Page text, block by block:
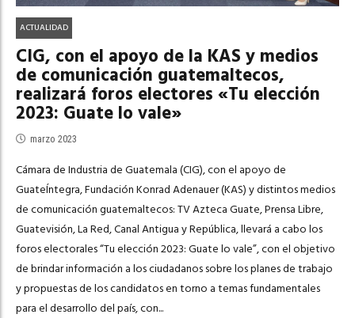
ACTUALIDAD
CIG, con el apoyo de la KAS y medios
de comunicación guatemaltecos,
realizará foros electores «Tu elección
2023: Guate lo vale»
marzo 2023
Cámara de Industria de Guatemala (CIG), con el apoyo de
GuateÍntegra, Fundación Konrad Adenauer (KAS) y distintos medios
de comunicación guatemaltecos: TV Azteca Guate, Prensa Libre,
Guatevisión, La Red, Canal Antigua y República, llevará a cabo los
foros electorales “Tu elección 2023: Guate lo vale”, con el objetivo
de brindar información a los ciudadanos sobre los planes de trabajo
y propuestas de los candidatos en torno a temas fundamentales
para el desarrollo del país, con...